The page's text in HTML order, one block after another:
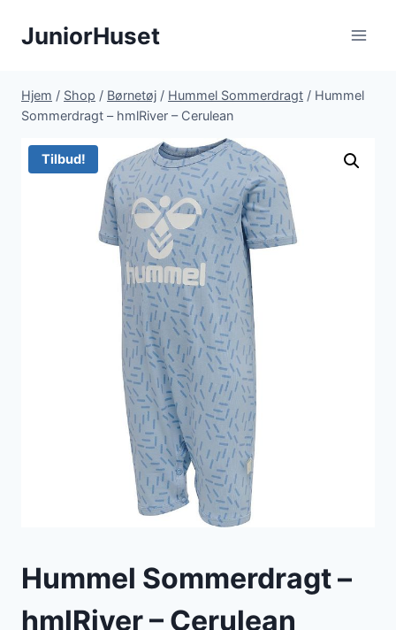
JuniorHuset
Hjem / Shop / Børnetøj / Hummel Sommerdragt / Hummel
Sommerdragt – hmlRiver – Cerulean
Tilbud!
Hummel Sommerdragt –
hmlRiver – Cerulean